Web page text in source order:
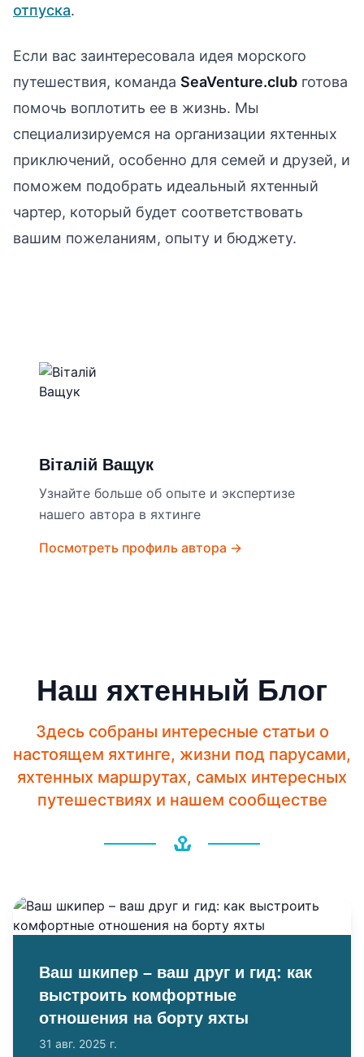
отпуска.
Если вас заинтересовала идея морского
путешествия, команда SeaVenture.club готова
помочь воплотить ее в жизнь. Мы
специализируемся на организации яхтенных
приключений, особенно для семей и друзей, и
поможем подобрать идеальный яхтенный
чартер, который будет соответствовать
вашим пожеланиям, опыту и бюджету.
Віталій Ващук
Узнайте больше об опыте и экспертизе
нашего автора в яхтинге
Посмотреть профиль автора →
Наш яхтенный Блог
Здесь собраны интересные статьи о
настоящем яхтинге, жизни под парусами,
яхтенных маршрутах, самых интересных
путешествиях и нашем сообществе
Ваш шкипер – ваш друг и гид: как
выстроить комфортные
отношения на борту яхты
31 авг. 2025 г.